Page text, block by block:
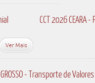
Ver Mais
CCT 2026 CEARA
- Transporte de Valores